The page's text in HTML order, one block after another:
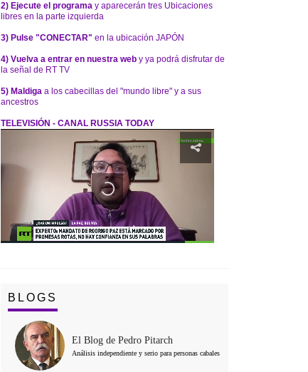
2) Ejecute el programa y aparecerán tres Ubicaciones
libres en la parte izquierda
3) Pulse "CONECTAR" en la ubicación JAPÓN
4) Vuelva a entrar en nuestra web y ya podrá disfrutar de
la señal de RT TV
5) Maldiga a los cabecillas del "mundo libre" y a sus
ancestros
TELEVISIÓN - CANAL RUSSIA TODAY
BLOGS
El Blog de Pedro Pitarch
Análisis independiente y serio para personas cabales